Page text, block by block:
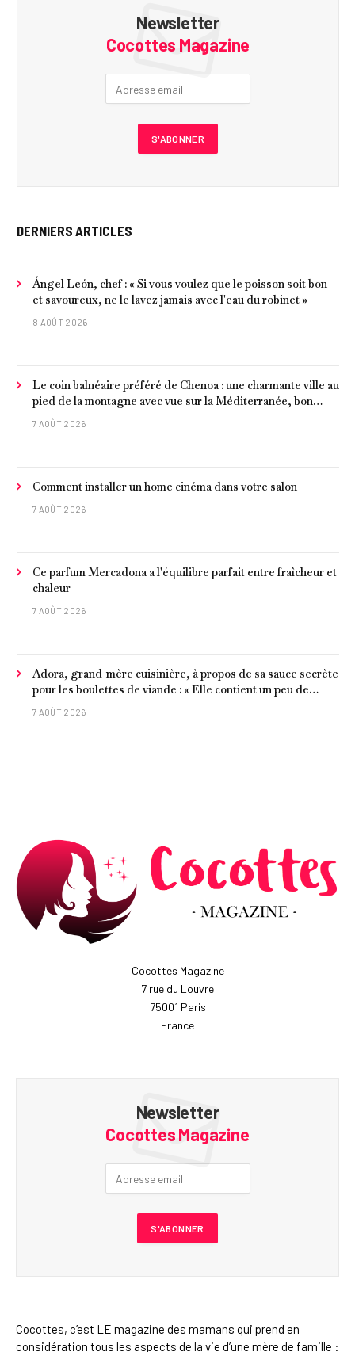
Newsletter
Cocottes Magazine
DERNIERS ARTICLES
Ángel León, chef : « Si vous voulez que le poisson soit bon
et savoureux, ne le lavez jamais avec l'eau du robinet »
8 AOÛT 2026
Le coin balnéaire préféré de Chenoa : une charmante ville au
pied de la montagne avec vue sur la Méditerranée, bon
poisson et criques isolées
7 AOÛT 2026
Comment installer un home cinéma dans votre salon
7 AOÛT 2026
Ce parfum Mercadona a l'équilibre parfait entre fraîcheur et
chaleur
7 AOÛT 2026
Adora, grand-mère cuisinière, à propos de sa sauce secrète
pour les boulettes de viande : « Elle contient un peu de
curcuma, du poivre, une poignée d'amandes et des tomates
7 AOÛT 2026
Cocottes Magazine
7 rue du Louvre
75001 Paris
France
Newsletter
Cocottes Magazine
Cocottes, c’est LE magazine des mamans qui prend en
considération tous les aspects de la vie d’une mère de famille :